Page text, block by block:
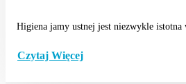
Higiena jamy ustnej jest niezwykle istotna
Czytaj Więcej